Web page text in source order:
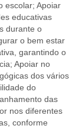
escolar; Apoiar
educativas
durante o
o bem estar
garantindo o
Apoiar no
dos vários
do
das
nos diferentes
conforme